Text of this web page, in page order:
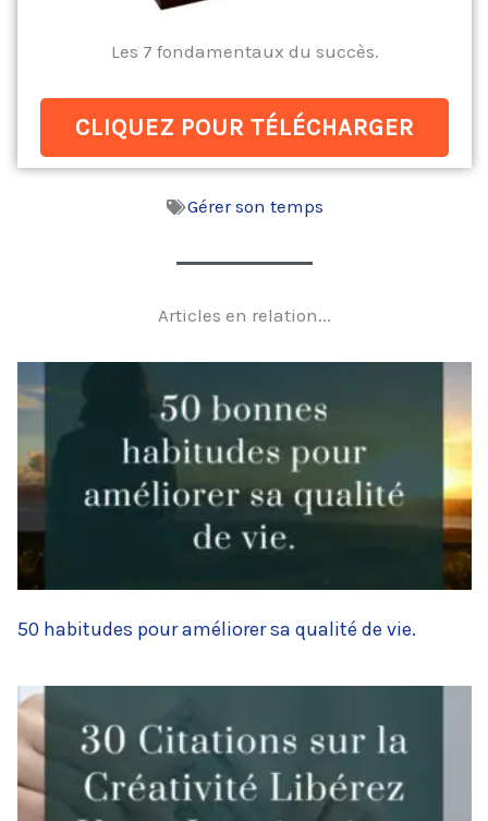
Les 7 fondamentaux du succès.
CLIQUEZ POUR TÉLÉCHARGER
Gérer son temps
Articles en relation...
50 habitudes pour améliorer sa qualité de vie.